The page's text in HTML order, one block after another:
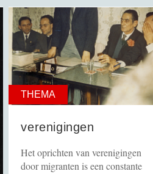
THEMA
verenigingen
Het oprichten van verenigingen
door migranten is een constante